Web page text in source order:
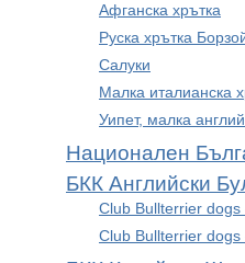
Афганска хрътка
Руска хрътка
Салуки
Малка италианска
Уипет, малка
Национален
БКК Английски
Club Bullterrier dogs
Club Bullterrier